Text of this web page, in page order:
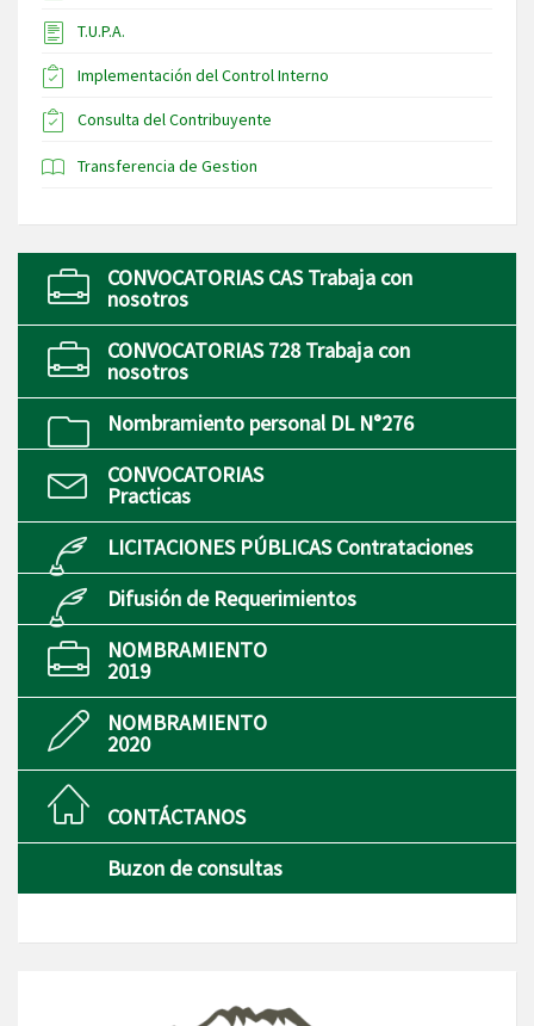
T.U.P.A.
Implementación del Control Interno
Consulta del Contribuyente
Transferencia de Gestion
CONVOCATORIAS CAS Trabaja con
nosotros
CONVOCATORIAS 728 Trabaja con
nosotros
Nombramiento personal DL N°276
CONVOCATORIAS
Practicas
LICITACIONES PÚBLICAS Contrataciones
Difusión de Requerimientos
NOMBRAMIENTO
2019
NOMBRAMIENTO
2020
CONTÁCTANOS
Buzon de consultas